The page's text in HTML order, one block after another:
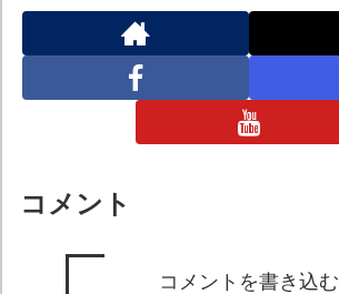
コメント
コメントを書き込む